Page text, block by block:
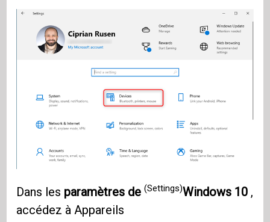
Dans les paramètres de(Settings)Windows 10 ,
accédez à Appareils